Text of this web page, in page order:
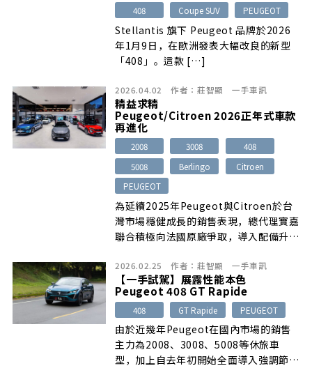
408 Coupe SUV PEUGEOT
Stellantis 旗下 Peugeot 品牌於2026
年1月9日，在歐洲發表大幅改良的新型
「408」。這款 […]
2026.04.02 作者： 莊智顯 一手車訊
精益求精
Peugeot/Citroen 2026正年式車款
再進化
2008 3008
408
5008
Berlingo
Citroen
PEUGEOT
為延續2025年Peugeot與Citroen於台
灣市場穩健成長的銷售表現，總代理寶嘉
聯合積極向法國原廠爭取，導入配備升級
品牌2026正年式新車，從車型售價一覽
表中能看出多數車型有著1.9～4萬元不等
的小幅調漲，僅有5008車系維持不變，
另外針對408、3008與5008等主力車型
也都追加配備更為豐富的頂規版本，帶來
更為出色的質感演出。
2026.02.25 作者： 莊智顯 一手車訊
【一手試駕】展露性能本色
Peugeot 408 GT Rapide
408 GT Rapide PEUGEOT
由於近幾年Peugeot在國內市場的銷售
主力為2008、3008、5008等休旅車
型，加上自去年初開始全面導入強調節能